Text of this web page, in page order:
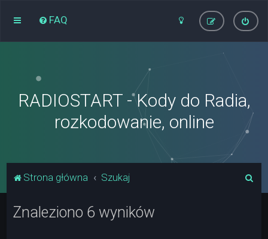
FAQ
RADIOSTART - Kody do Radia,
rozkodowanie, online
Strona główna Szukaj
Znaleziono 6 wyników